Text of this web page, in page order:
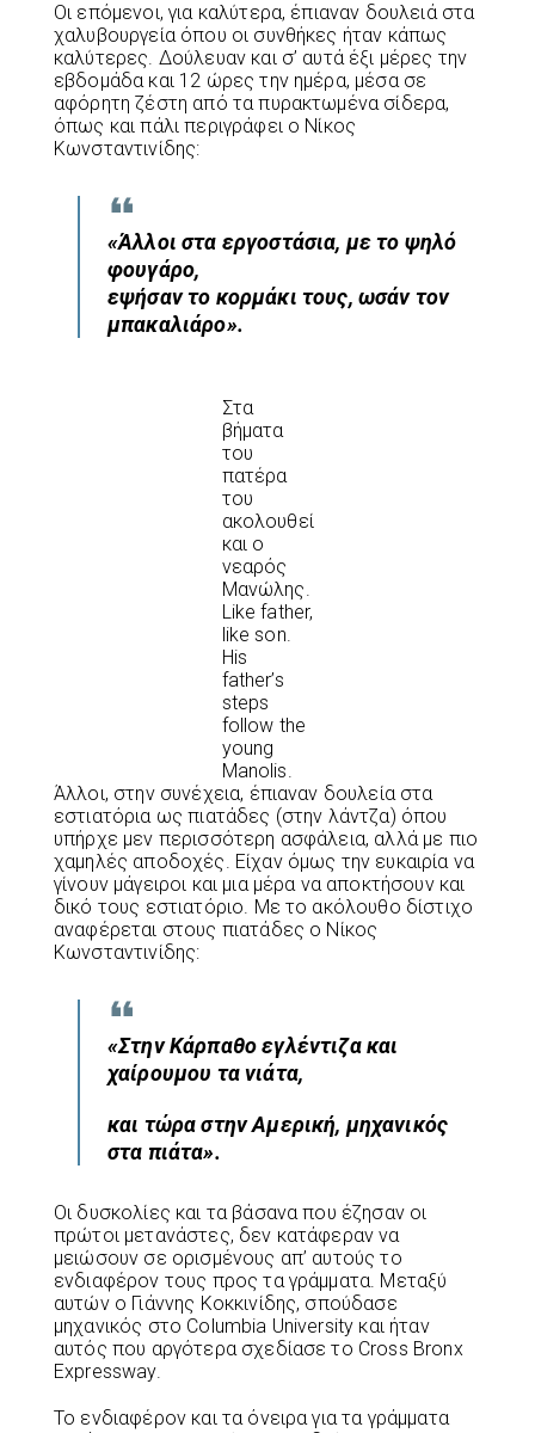
Οι επόμενοι, για καλύτερα, έπιαναν δουλειά στα
χαλυβουργεία όπου οι συνθήκες ήταν κάπως
καλύτερες. Δούλευαν και σ’ αυτά έξι μέρες την
εβδομάδα και 12 ώρες την ημέρα, μέσα σε
αφόρητη ζέστη από τα πυρακτωμένα σίδερα,
όπως και πάλι περιγράφει ο Νίκος
Κωνσταντινίδης:
«Άλλοι στα εργοστάσια, με το ψηλό
φουγάρο,
εψήσαν το κορμάκι τους, ωσάν τον
μπακαλιάρο».
Στα
βήματα
του
πατέρα
του
ακολουθεί
και ο
νεαρός
Μανώλης.
Like father,
like son.
His
father’s
steps
follow the
young
Manolis.
Άλλοι, στην συνέχεια, έπιαναν δουλεία στα
εστιατόρια ως πιατάδες (στην λάντζα) όπου
υπήρχε μεν περισσότερη ασφάλεια, αλλά με πιο
χαμηλές αποδοχές. Είχαν όμως την ευκαιρία να
γίνουν μάγειροι και μια μέρα να αποκτήσουν και
δικό τους εστιατόριο. Με το ακόλουθο δίστιχο
αναφέρεται στους πιατάδες ο Νίκος
Κωνσταντινίδης:
«Στην Κάρπαθο εγλέντιζα και
χαίρουµου τα νιάτα,
και τώρα στην Αµερική, µηχανικός
στα πιάτα».
Οι δυσκολίες και τα βάσανα που έζησαν οι
πρώτοι μετανάστες, δεν κατάφεραν να
μειώσουν σε ορισμένους απ’ αυτούς το
ενδιαφέρον τους προς τα γράμματα. Μεταξύ
αυτών ο Γιάννης Κοκκινίδης, σπούδασε
μηχανικός στο Columbia University και ήταν
αυτός που αργότερα σχεδίασε το Cross Bronx
Expressway.
Το ενδιαφέρον και τα όνειρα για τα γράμματα